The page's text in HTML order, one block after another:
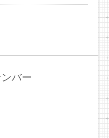
バー